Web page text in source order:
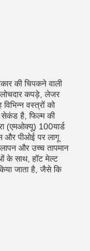
की चिपकने वाली
कपड़े, लेजर
वस्त्रों को
सेकंड है, फिल्म की
(एमओक्यू) 100यार्ड
और पीओई पर लागू
और उच्च तापमान
के साथ, हॉट मेल्ट
जाता है, जैसे कि